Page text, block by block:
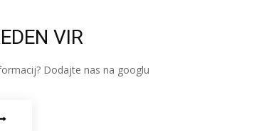
VIR
Dodajte nas na googlu